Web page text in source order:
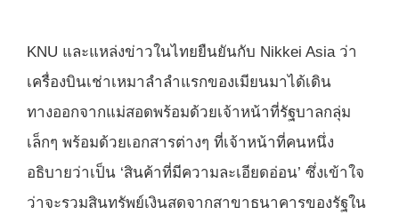
KNU และแหล่งข่าวในไทยยืนยันกับ Nikkei Asia ว่า
เครื่องบินเช่าเหมาลำลำแรกของเมียนมาได้เดิน
ทางออกจากแม่สอดพร้อมด้วยเจ้าหน้าที่รัฐบาลกลุ่ม
เล็กๆ พร้อมด้วยเอกสารต่างๆ ที่เจ้าหน้าที่คนหนึ่ง
อธิบายว่าเป็น ‘สินค้าที่มีความละเอียดอ่อน’ ซึ่งเข้าใจ
ว่าจะรวมสินทรัพย์เงินสดจากสาขาธนาคารของรัฐใน